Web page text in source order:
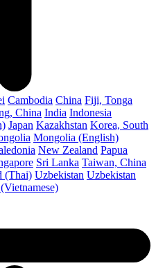
Cambodia China Fiji, Tonga
China India Indonesia
Japan Kazakhstan Korea, South
Mongolia (English)
New Zealand Papua
Sri Lanka Taiwan, China
(Thai) Uzbekistan Uzbekistan